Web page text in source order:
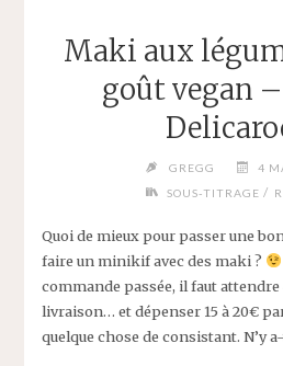
Maki aux
goût vegan
GREGG
4
SOUS-TITRAGE /
Quoi de mieux pour passer une
faire un minikif avec des maki ?
commande passée, il faut
livraison… et dépenser 15 à 20€
quelque chose de consistant. N’y